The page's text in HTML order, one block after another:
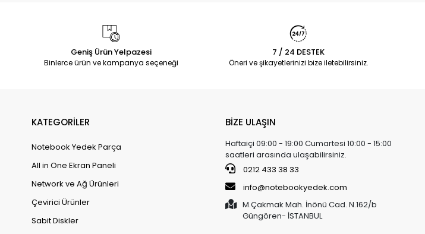
Geniş Ürün Yelpazesi
Binlerce ürün ve kampanya seçeneği
7 / 24 DESTEK
Öneri ve şikayetlerinizi bize iletebilirsiniz.
KATEGORİLER
Notebook Yedek Parça
All in One Ekran Paneli
Network ve Ağ Ürünleri
Çevirici Ürünler
Sabit Diskler
BİZE ULAŞIN
Haftaiçi 09:00 - 19:00 Cumartesi 10:00 - 15:00
saatleri arasında ulaşabilirsiniz.
0212 433 38 33
info@notebookyedek.com
M.Çakmak Mah. İnönü Cad. N.162/b
Güngören- İSTANBUL